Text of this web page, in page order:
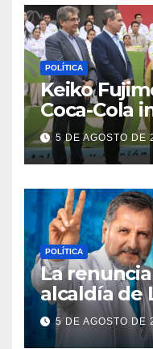
POLÍTICA
Keiko
Coca-Cola
millones en
5 DE AGOSTO DE
POLÍTICA
La
alcaldía de
camino
Aliaga
5 DE AGOSTO DE